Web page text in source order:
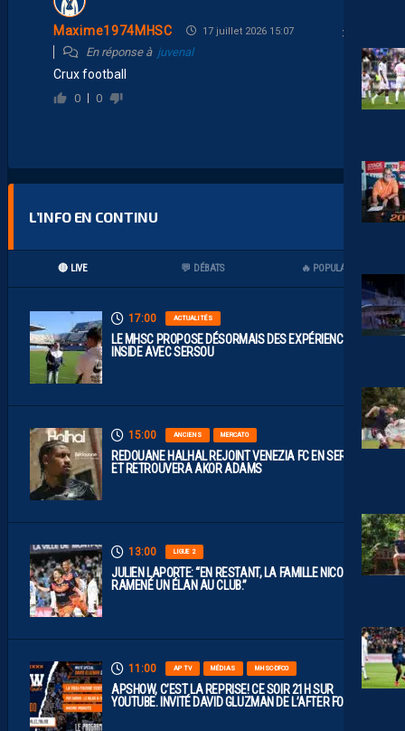
Maxime1974MHSC 17 juillet 2026 15:07
En réponse à juvenal
Crux football
0 0
L’INFO EN CONTINU
🔴 LIVE 💬 DÉBATS 🔥 POPULAIRES
17:00 ACTUALITÉS
LE MHSC PROPOSE DÉSORMAIS DES EXPÉRIENCES
INSIDE AVEC SERSOU
15:00 ANCIENS MERCATO
REDOUANE HALHAL REJOINT VENEZIA FC EN SERIE A
ET RETROUVERA AKOR ADAMS
13:00 LIGUE 2
JULIEN LAPORTE: “EN RESTANT, LA FAMILLE NICOLLIN A
RAMENÉ UN ÉLAN AU CLUB.”
11:00 AP TV MÉDIAS MHSC-DFCO
APSHOW, C’EST LA REPRISE! CE SOIR 21H SUR
YOUTUBE. INVITÉ DAVID GLUZMAN DE L’AFTER FOOT.